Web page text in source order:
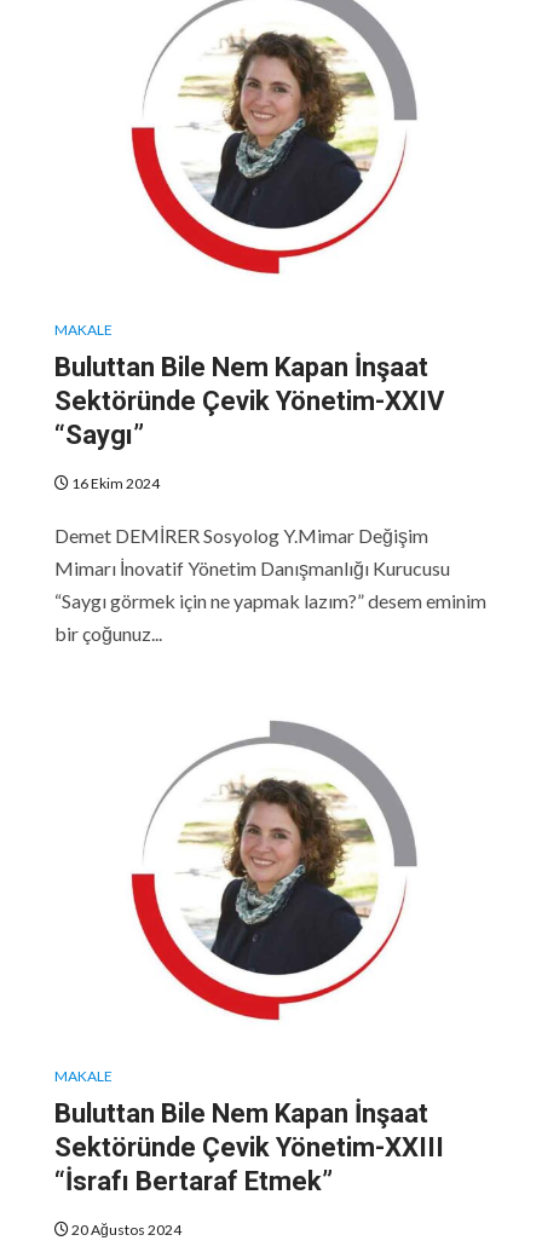
MAKALE
Buluttan Bile Nem Kapan İnşaat
Sektöründe Çevik Yönetim-XXIV
“Saygı”
16 Ekim 2024
Demet DEMİRER Sosyolog Y.Mimar Değişim
Mimarı İnovatif Yönetim Danışmanlığı Kurucusu
“Saygı görmek için ne yapmak lazım?” desem eminim
bir çoğunuz...
MAKALE
Buluttan Bile Nem Kapan İnşaat
Sektöründe Çevik Yönetim-XXIII
“İsrafı Bertaraf Etmek”
20 Ağustos 2024